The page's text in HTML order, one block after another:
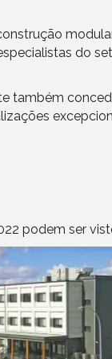
do
também
podem ser